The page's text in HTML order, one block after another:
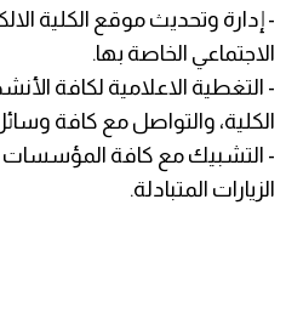
- إدارة وتحديث موقع الكلية
الاجتماعي الخاصة بها.
- التغطية الاعلامية لكافة
الكلية، والتواصل مع كافة
- التشبيك مع كافة المؤسسات
الزيارات المتبادلة.